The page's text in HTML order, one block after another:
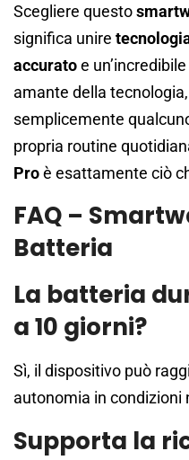
Scegliere questo
significa unire
accuratoe
amante della
semplicemente
propria routine
Proè esattamente ciò
FAQ –
Batteria
La batteria
a 10 giorni?
Sì, il dispositivo può
autonomia in condizioni
Supporta la